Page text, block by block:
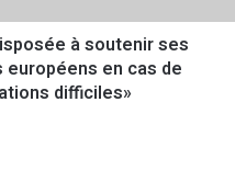
à soutenir ses
européens en cas de
difficiles»